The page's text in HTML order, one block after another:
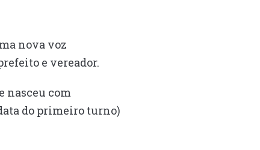
nova voz
e vereador.
nasceu com
do primeiro turno)